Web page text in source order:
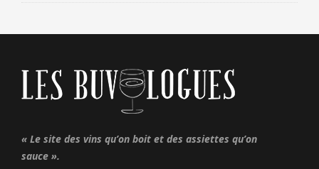
« Le site des vins qu’on boit et des assiettes qu’on
sauce ».